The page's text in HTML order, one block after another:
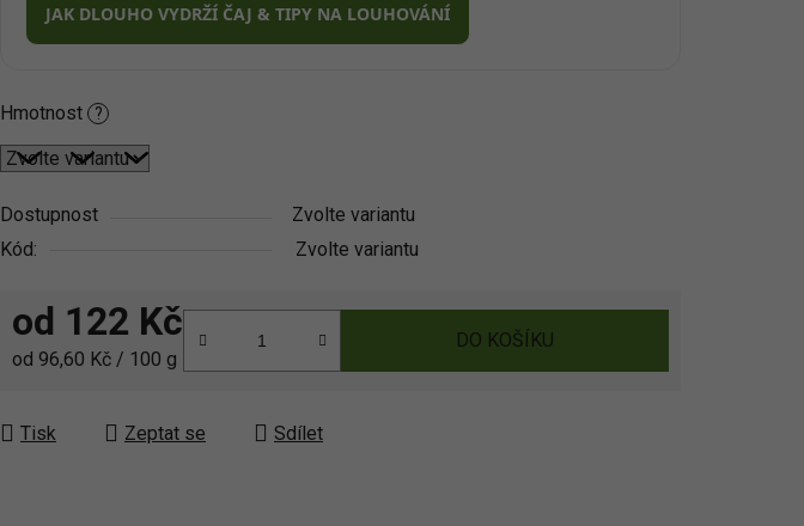
JAK DLOUHO VYDRŽÍ ČAJ & TIPY NA LOUHOVÁNÍ
Hmotnost ?
Dostupnost
Zvolte variantu
Kód:
Zvolte variantu
od 122 Kč
Měrná cena:
od 96,60 Kč / 100 g
DO KOŠÍKU
Tisk Zeptat se Sdílet